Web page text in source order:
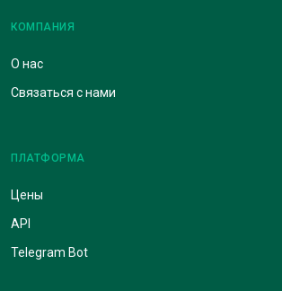
КОМПАНИЯ
О нас
Связаться с нами
ПЛАТФОРМА
Цены
API
Telegram Bot